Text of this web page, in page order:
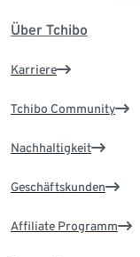
Über Tchibo
Karriere
Tchibo Community
Nachhaltigkeit
Geschäftskunden
Affiliate Programm